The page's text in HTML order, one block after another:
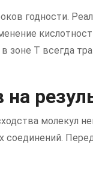
годности.
Т всегда
молекул
соединений.